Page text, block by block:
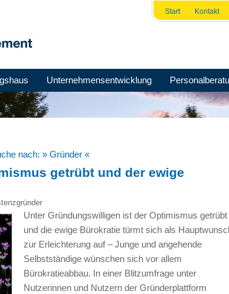
Start Kontakt
Unternehmensentwicklung
nach: » Gründer «
getrübt und der ewige
Unter Gründungswilligen ist der Optimismus getrübt
und die ewige Bürokratie türmt sich als
zur Erleichterung auf – Junge und angehende
Selbstständige wünschen sich vor allem
Bürokratieabbau. In einer Blitzumfrage unter
Nutzerinnen und Nutzern der Gründerplattform